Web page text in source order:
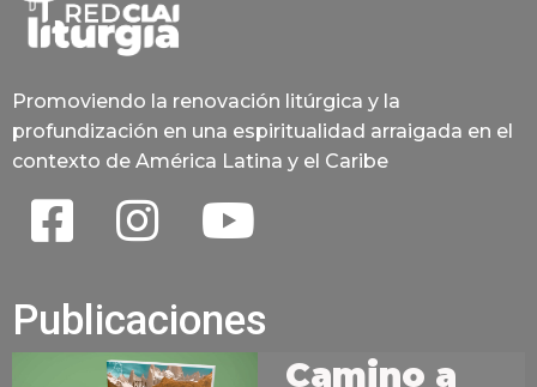
Promoviendo la renovación litúrgica y la
profundización en una espiritualidad arraigada en el
contexto de América Latina y el Caribe
Publicaciones
Camino a